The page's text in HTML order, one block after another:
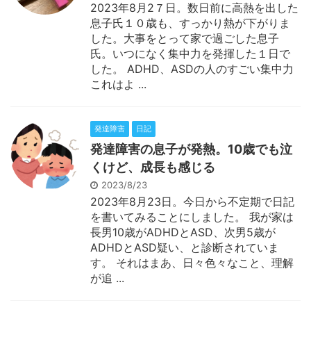
2023年8月2７日。数日前に高熱を出した
息子氏１０歳も、すっかり熱が下がりま
した。大事をとって家で過ごした息子
氏。いつになく集中力を発揮した１日で
した。 ADHD、ASDの人のすごい集中力
これはよ ...
発達障害 日記
発達障害の息子が発熱。10歳でも泣
くけど、成長も感じる
2023/8/23
2023年8月23日。今日から不定期で日記
を書いてみることにしました。 我が家は
長男10歳がADHDとASD、次男5歳が
ADHDとASD疑い、と診断されていま
す。 それはまあ、日々色々なこと、理解
が追 ...